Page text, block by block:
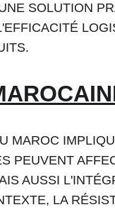
SOLUTION
MAROC
PEUVENT
AUSSI
LA